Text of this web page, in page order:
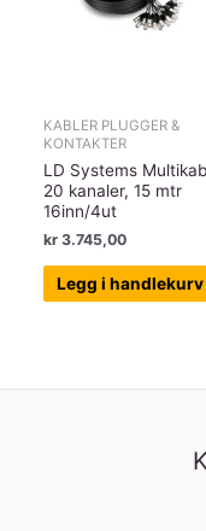
KABLER PLUGGER &
KONTAKTER
LD Systems
20 kanaler, 15 mtr
16inn/4ut
kr 3.745,00
Legg i handlekurv